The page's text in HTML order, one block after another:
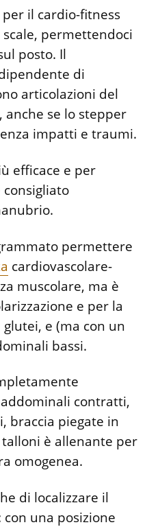
il cardio-fitness
permettendoci
posto. Il
di
articolazioni del
anche se lo stepper
impatti e traumi.
efficace e per
permettere
cardiovascolare-
muscolare, ma è
e per la
e (ma con un
bassi.
contratti,
braccia piegate in
è allenante per
omogenea.
di localizzare il
una posizione